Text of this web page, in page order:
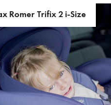
Romer Trifix 2 i-Size